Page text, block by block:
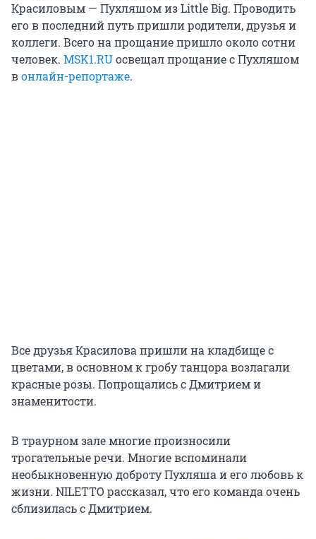
Красиловым — Пухляшом из Little Big. Проводить
его в последний путь пришли родители, друзья и
коллеги. Всего на прощание пришло около сотни
человек. MSK1.RUосвещал прощание с Пухляшом
вонлайн-репортаже.
Все друзья Красилова пришли на кладбище с
цветами, в основном к гробу танцора возлагали
красные розы. Попрощались с Дмитрием и
знаменитости.
В траурном зале многие произносили
трогательные речи. Многие вспоминали
необыкновенную доброту Пухляша и его любовь к
жизни. NILETTO рассказал, что его команда очень
сблизилась с Дмитрием.